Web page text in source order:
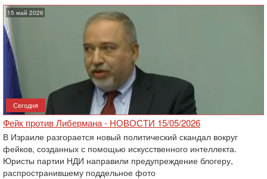
15 май 2026
Сегодня
Фейк против Либермана - НОВОСТИ 15/05/2026
В Израиле разгорается новый политический скандал вокруг
фейков, созданных с помощью искусственного интеллекта.
Юристы партии НДИ направили предупреждение блогеру,
распространившему поддельное фото